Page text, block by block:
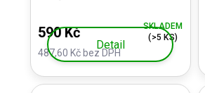
487,60 Kč bez DPH
590 Kč
SKLADEM
(>5 KS)
Detail